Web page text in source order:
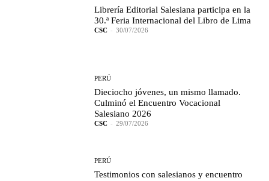
Librería Editorial Salesiana participa en la
30.ª Feria Internacional del Libro de Lima
CSC - 30/07/2026
PERÚ
Dieciocho jóvenes, un mismo llamado.
Culminó el Encuentro Vocacional
Salesiano 2026
CSC - 29/07/2026
PERÚ
Testimonios con salesianos y encuentro